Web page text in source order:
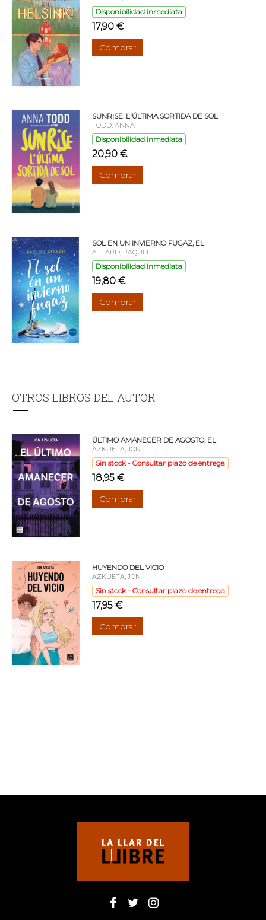
Disponibilidad inmediata
17,90 €
Comprar
SUNRISE. L'ÚLTIMA SORTIDA DE SOL
TODD, ANNA
Disponibilidad inmediata
20,90 €
Comprar
SOL EN UN INVIERNO FUGAZ, EL
ATTARD, RAQUEL
Disponibilidad inmediata
19,80 €
Comprar
OTROS LIBROS DEL AUTOR
ÚLTIMO AMANECER DE AGOSTO, EL
AZKUETA, JON
Sin stock - Consultar plazo de entrega
18,95 €
Comprar
HUYENDO DEL VICIO
AZKUETA, JON
Sin stock - Consultar plazo de entrega
17,95 €
Comprar